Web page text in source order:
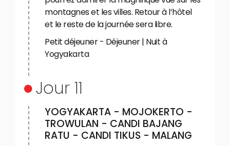
montagnes et les villes. Retour à l’hôtel
et le reste de la journée sera libre.
Petit déjeuner - Déjeuner | Nuit à
Yogyakarta
Jour 11
YOGYAKARTA - MOJOKERTO -
TROWULAN - CANDI BAJANG
RATU - CANDI TIKUS - MALANG